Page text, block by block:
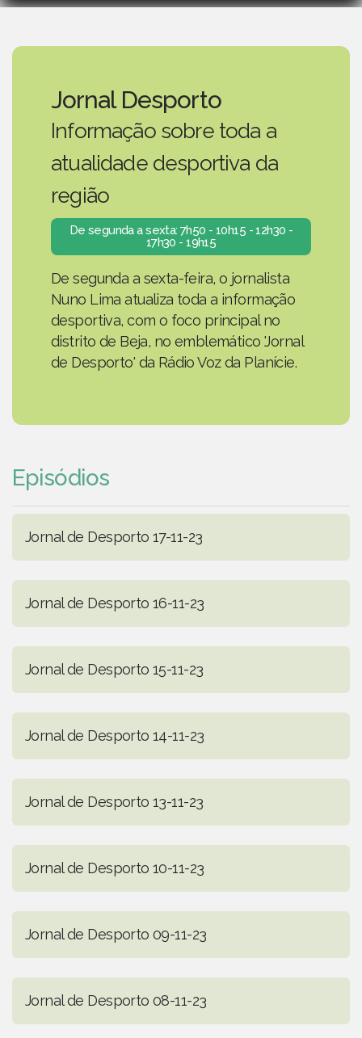
Jornal Desporto
Informação sobre toda a
atualidade desportiva da
região
De segunda a sexta: 7h50 - 10h15 - 12h30 -
17h30 - 19h15
De segunda a sexta-feira, o jornalista
Nuno Lima atualiza toda a informação
desportiva, com o foco principal no
distrito de Beja, no emblemático 'Jornal
de Desporto' da Rádio Voz da Planície.
Episódios
Jornal de Desporto 17-11-23
Jornal de Desporto 16-11-23
Jornal de Desporto 15-11-23
Jornal de Desporto 14-11-23
Jornal de Desporto 13-11-23
Jornal de Desporto 10-11-23
Jornal de Desporto 09-11-23
Jornal de Desporto 08-11-23